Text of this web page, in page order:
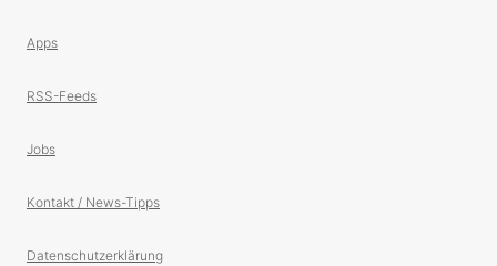
Apps
RSS-Feeds
Jobs
Kontakt / News-Tipps
Datenschutzerklärung